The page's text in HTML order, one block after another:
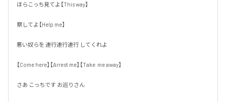
ほらこっち見てよ【This way】
察してよ【Help me】
悪い奴らを 連行連行連行 してくれよ
【Come here】【Arrest me】【Take  me away】
さあ こっちです お巡りさん